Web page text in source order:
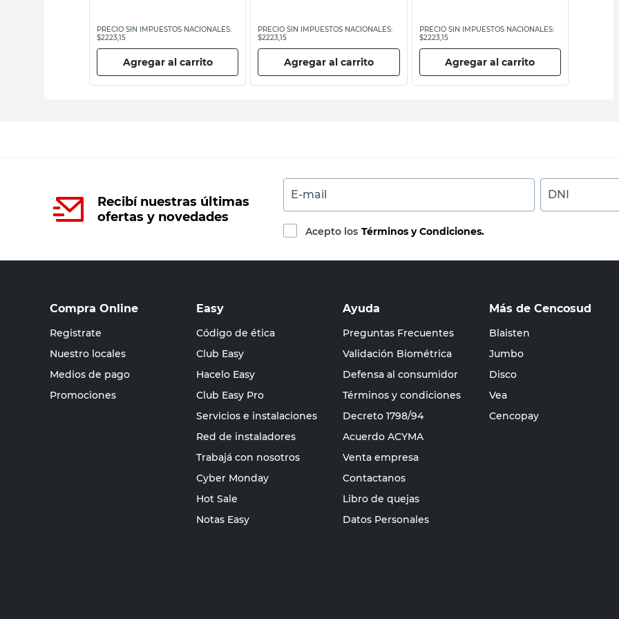
PRECIO SIN IMPUESTOS NACIONALES:
$2223,15
Agregar al carrito
PRECIO SIN IMPUESTOS NACIONALES:
$2223,15
Agregar al carrito
PRECIO SIN IMPUESTOS NACIONALES:
$2223,15
Agregar al carrito
Recibí nuestras últimas
ofertas y novedades
E-mail DNI
Acepto los Términos y Condiciones.
Compra Online
Registrate
Nuestro locales
Medios de pago
Promociones
Easy
Código de ética
Club Easy
Hacelo Easy
Club Easy Pro
Servicios e instalaciones
Red de instaladores
Trabajá con nosotros
Cyber Monday
Hot Sale
Notas Easy
Ayuda
Preguntas Frecuentes
Validación Biométrica
Defensa al consumidor
Términos y condiciones
Decreto 1798/94
Acuerdo ACYMA
Venta empresa
Contactanos
Libro de quejas
Datos Personales
Más de Cencosud
Blaisten
Jumbo
Disco
Vea
Cencopay